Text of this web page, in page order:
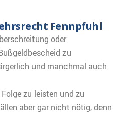
Fennpfuhl
oder
zu
und manchmal auch
zu leisten und zu
aber gar nicht nötig, denn